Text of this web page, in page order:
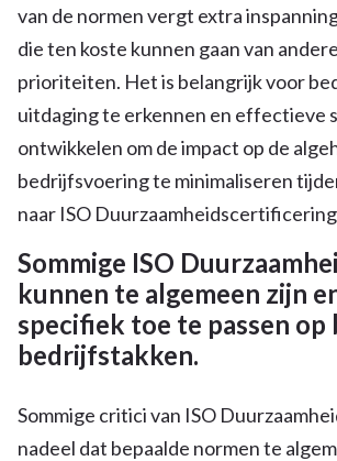
van de normen vergt extra
die ten koste kunnen gaan van
prioriteiten. Het is belangrijk voor
uitdaging te erkennen en effectieve
ontwikkelen om de impact op de
bedrijfsvoering te minimaliseren
naar ISO
Sommige ISO
kunnen te algemeen zijn
specifiek toe te passen op
bedrijfstakken.
Sommige critici van ISO
nadeel dat bepaalde normen te